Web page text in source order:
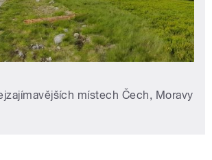
místech Čech, Moravy